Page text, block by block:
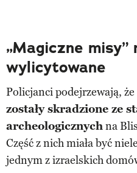
„Magiczne misy”
wylicytowane
Policjanci podejrzewają, że
zostały skradzione ze
archeologicznychna
Część z nich miała być
jednym z izraelskich